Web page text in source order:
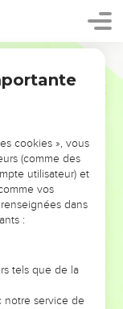
ÉVITER LES
les erreurs
même que ce
cookies », vous
(comme des
utilisateur) et
vos
dans
:
tels que de la
notre service de